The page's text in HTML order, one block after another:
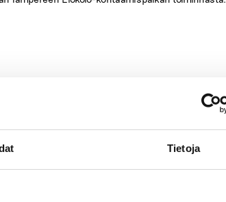
Tietoja
kokemuksen